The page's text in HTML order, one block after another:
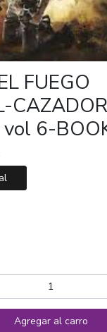
FUEGO
vol 6-
Agregar al carro